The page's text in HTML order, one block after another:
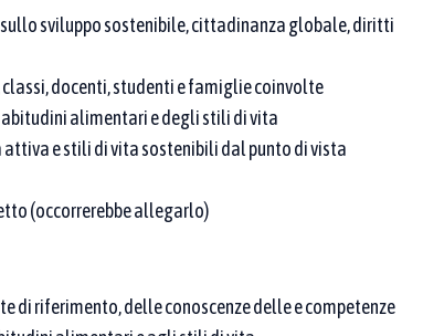
/ partner
più di una, compaiono le pratiche
parole chiave nei campi sopra
sviluppo sostenibile, cittadinanza globale, diritti
docenti, studenti e famiglie coinvolte
alimentari e degli stili di vita
e stili di vita sostenibili dal punto di vista
(occorrerebbe allegarlo)
di riferimento, delle conoscenze delle e competenze